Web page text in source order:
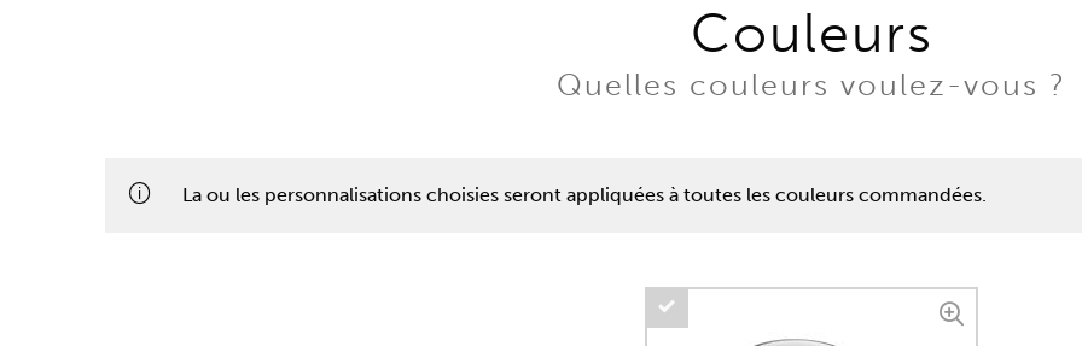
Couleurs
Quelles couleurs voulez-vous ?
La ou les personnalisations choisies seront appliquées à toutes les couleurs commandées.